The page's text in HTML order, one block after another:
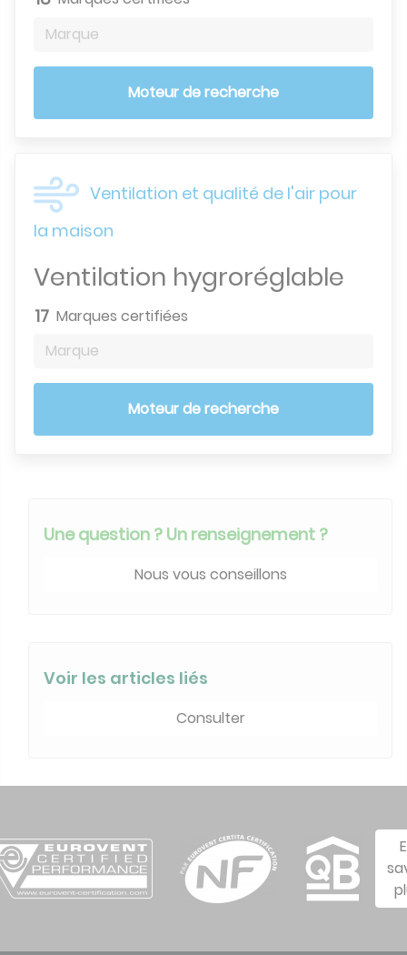
Marque
Moteur de recherche
Ventilation et qualité de l'air pour
la maison
Ventilation hygroréglable
17 Marques certifiées
Marque
Moteur de recherche
Une question ? Un renseignement ?
Nous vous conseillons
Voir les articles liés
Consulter